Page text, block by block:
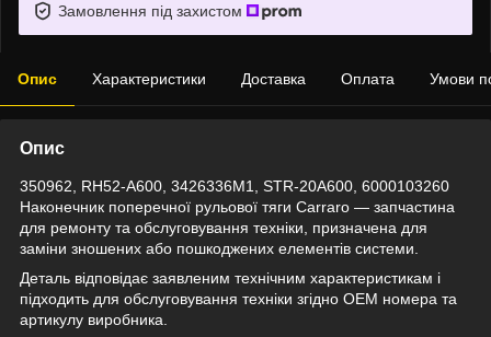
Замовлення під захистом
Опис Характеристики Доставка Оплата Умови
Опис
350962, RH52-A600, 3426336M1, STR-20A600, 6000103260
Наконечник поперечної рульової тяги Carraro — запчастина
для ремонту та обслуговування техніки, призначена для
заміни зношених або пошкоджених елементів системи.
Деталь відповідає заявленим технічним характеристикам і
підходить для обслуговування техніки згідно OEM номера та
артикулу виробника.